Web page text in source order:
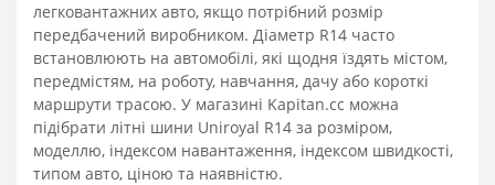
легковантажних авто, якщо потрібний розмір
передбачений виробником. Діаметр R14 часто
встановлюють на автомобілі, які щодня їздять містом,
передмістям, на роботу, навчання, дачу або короткі
маршрути трасою. У магазині Kapitan.cc можна
підібрати літні шини Uniroyal R14 за розміром,
моделлю, індексом навантаження, індексом швидкості,
типом авто, ціною та наявністю.